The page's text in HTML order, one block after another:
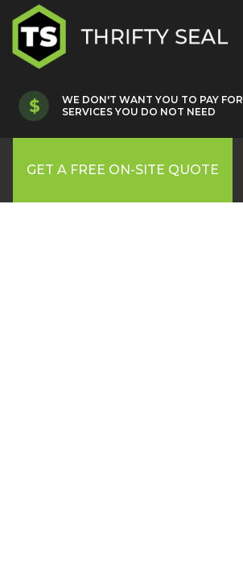
WE DON'T WANT YOU TO PAY FOR
SERVICES YOU DO NOT NEED
GET A FREE ON-SITE QUOTE